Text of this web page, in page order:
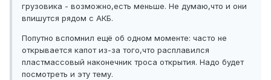
грузовика - возможно,есть меньше. Не думаю,что и они
впишутся рядом с АКБ.
Попутно вспомнил ещё об одном моменте: часто не
открывается капот из-за того,что расплавился
пластмассовый наконечник троса открытия. Надо будет
посмотреть и эту тему.